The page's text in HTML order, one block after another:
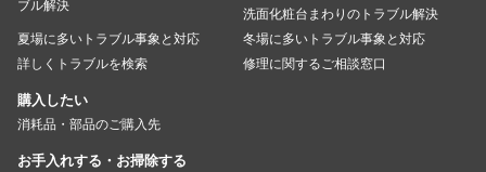
ブル解決
洗面化粧台まわりのトラブル解決
夏場に多いトラブル事象と対応
冬場に多いトラブル事象と対応
詳しくトラブルを検索
修理に関するご相談窓口
購入したい
消耗品・部品のご購入先
お手入れする・お掃除する